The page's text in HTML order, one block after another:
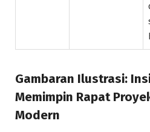
Gambaran Ilustrasi:
Memimpin Rapat
Modern